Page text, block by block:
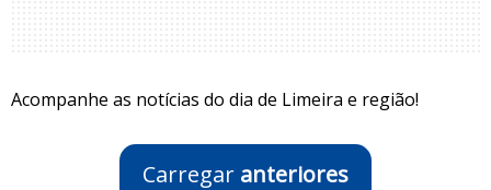
Acompanhe as notícias do dia de Limeira e região!
Carregar anteriores